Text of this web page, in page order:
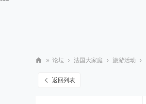
» 论坛 › 法国大家庭 › 旅游活动 ›
返回列表